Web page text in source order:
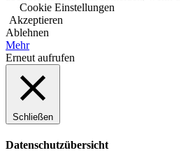
Cookie Einstellungen
Akzeptieren
Ablehnen
Mehr
Erneut aufrufen
Schließen
Datenschutzübersicht